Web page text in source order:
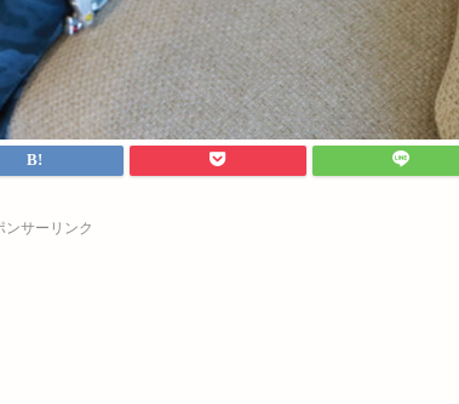
ンサーリンク